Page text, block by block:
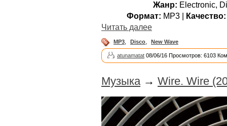
Жанр: Electronic,
Формат: MP3 | Качество:
Читать далее
MP3 Disco New Wave
atunamatat 08/06/16 Просмотров: 6103
Музыка→ Wire. Wire